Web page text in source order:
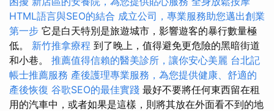
HTML語言與SEO的結合 成立公司，專業服務助您邁出創業
第一步 它是白天特別是旅遊城市，影響遊客的暴行數量極
低。 新竹推拿療程 到了晚上，值得避免更危險的黑暗街道
和小巷。 推薦值得信賴的醫美診所，讓你安心美麗 台北記
帳士推薦服務 產後護理專業服務，為您提供健康、舒適的
產後恢復 谷歌SEO的最佳實踐 最好不要將任何東西留在租
用的汽車中，或者如果是這樣，則將其放在外面看不到的地